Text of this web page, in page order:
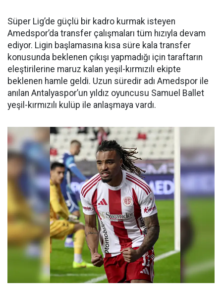
Süper Lig’de güçlü bir kadro kurmak isteyen
Amedspor’da transfer çalışmaları tüm hızıyla devam
ediyor. Ligin başlamasına kısa süre kala transfer
konusunda beklenen çıkışı yapmadığı için taraftarın
eleştirilerine maruz kalan yeşil-kırmızılı ekipte
beklenen hamle geldi. Uzun süredir adı Amedspor ile
anılan Antalyaspor’un yıldız oyuncusu Samuel Ballet
yeşil-kırmızılı kulüp ile anlaşmaya vardı.